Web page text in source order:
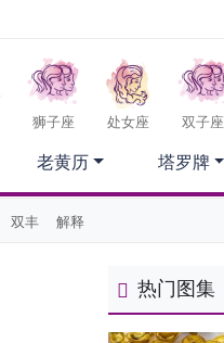
狮子座 处女座 双子座
双丰 解释
老黄历 塔罗牌
热门图集